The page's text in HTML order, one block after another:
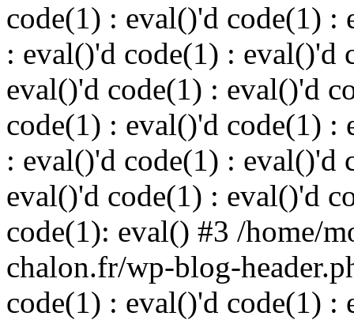
code(1) : eval()'d code(1) :
: eval()'d code(1) : eval()'d
eval()'d code(1) : eval()'d
code(1) : eval()'d code(1) :
: eval()'d code(1) : eval()'d
eval()'d code(1) : eval()'d
code(1): eval() #3 /home/
chalon.fr/wp-blog-
code(1) : eval()'d code(1) :